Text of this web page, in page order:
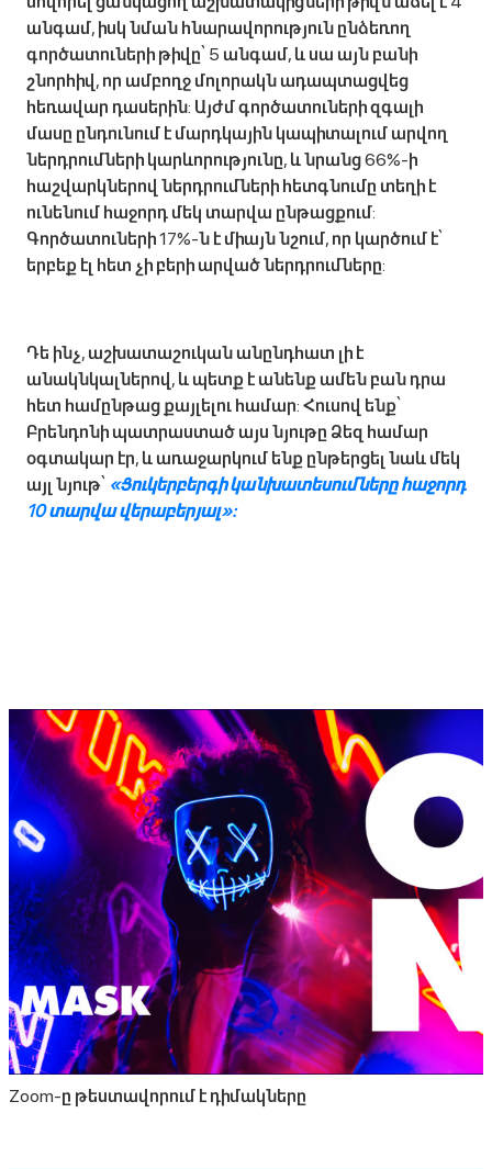
անգամ, իսկ նման հնարավորություն ընձեռող
գործատուների թիվը՝ 5 անգամ, և սա այն բանի
շնորհիվ, որ ամբողջ մոլորակն ադապտացվեց
հեռավար դասերին: Այժմ գործատուների զգալի
մասը ընդունում է մարդկային կապիտալում արվող
ներդրումների կարևորությունը, և նրանց 66%-ի
հաշվարկներով ներդրումների հետգնումը տեղի է
ունենում հաջորդ մեկ տարվա ընթացքում:
Գործատուների 17%-ն է միայն նշում, որ կարծում է՝
երբեք էլ հետ չի բերի արված ներդրումները:
Դե ինչ, աշխատաշուկան անընդհատ լի է
անակնկալներով, և պետք է անենք ամեն բան դրա
հետ համընթաց քայլելու համար: Հուսով ենք՝
Բրենդոնի պատրաստած այս նյութը Ձեզ համար
օգտակար էր, և առաջարկում ենք ընթերցել նաև մեկ
այլ նյութ՝ «Ցուկերբերգի կանխատեսումները հաջորդ
10 տարվա վերաբերյալ»:
Zoom-ը թեստավորում է դիմակները